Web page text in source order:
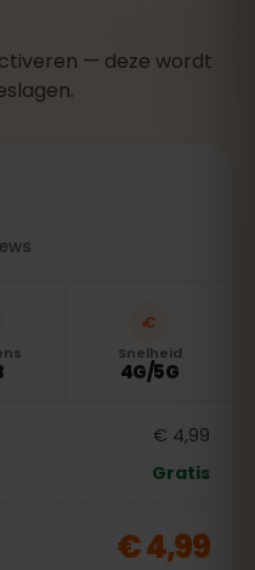
— deze wordt
Snelheid
4G/5G
€ 4,99
Gratis
€ 4,99